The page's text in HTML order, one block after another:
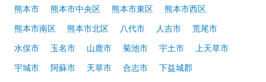
熊本市 熊本市中央区 熊本市東区 熊本市西区
熊本市南区 熊本市北区 八代市 人吉市 荒尾市
水俣市 玉名市 山鹿市 菊池市 宇土市 上天草市
宇城市 阿蘇市 天草市 合志市 下益城郡